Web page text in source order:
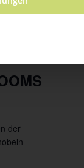
der
-